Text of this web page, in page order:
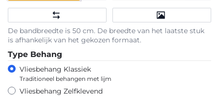
De bandbreedte is 50 cm. De breedte van het laatste stuk
is afhankelijk van het gekozen formaat.
Type Behang
Vliesbehang Klassiek
Traditioneel behangen met lijm
Vliesbehang Zelfklevend